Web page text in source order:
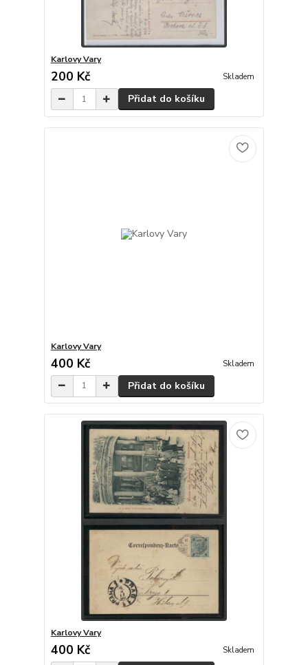
Karlovy Vary
200 Kč Skladem
Přidat do košíku
Karlovy Vary
400 Kč Skladem
Přidat do košíku
Karlovy Vary
400 Kč Skladem